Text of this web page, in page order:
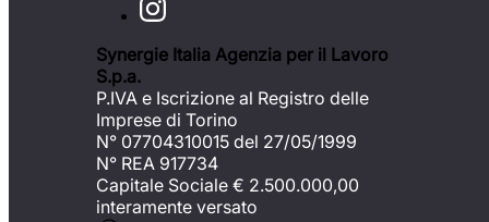
Synergie Italia Agenzia per il Lavoro
S.p.a.
P.IVA e Iscrizione al Registro delle
Imprese di Torino
N° 07704310015 del 27/05/1999
N° REA 917734
Capitale Sociale € 2.500.000,00
interamente versato